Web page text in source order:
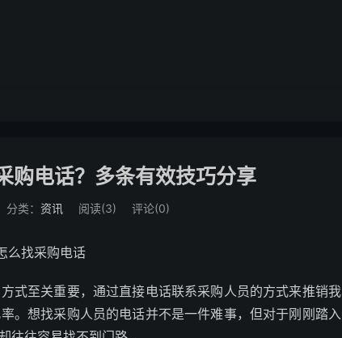
购电话？多条有效技巧分享
分类： 资讯 阅读(3) 评论(0)
式至关重要，通过直接电话联系采购人员的方式来推销我
。想找采购人员的电话并不是一件难事，但对于刚刚踏入